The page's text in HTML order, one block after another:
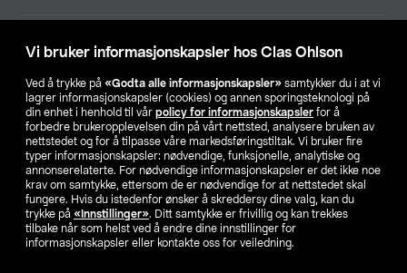
Vi bruker informasjonskapsler hos Clas Ohlson
Ved å trykke på «Godta alle informasjonskapsler» samtykker du i at vi
lagrer informasjonskapsler (cookies) og annen sporingsteknologi på
din enhet i henhold til vår policy for informasjonskapsler for å
forbedre brukeropplevelsen din på vårt nettsted, analysere bruken av
nettstedet og for å tilpasse våre markedsføringstiltak. Vi bruker fire
typer informasjonskapsler: nødvendige, funksjonelle, analytiske og
annonserelaterte. For nødvendige informasjonskapsler er det ikke noe
krav om samtykke, ettersom de er nødvendige for at nettstedet skal
fungere. Hvis du istedenfor ønsker å skreddersy dine valg, kan du
trykke på «Innstillinger». Ditt samtykke er frivillig og kan trekkes
tilbake når som helst ved å endre dine innstillinger for
informasjonskapsler eller kontakte oss for veiledning.
Våre selskaper
Finn din butikk
SE NO FI